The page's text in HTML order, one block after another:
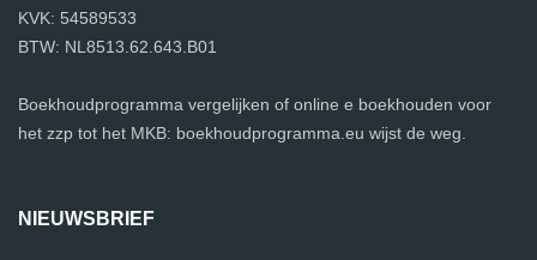
KVK: 54589533
BTW: NL8513.62.643.B01
Boekhoudprogramma vergelijken of online e boekhouden voor
het zzp tot het MKB: boekhoudprogramma.eu wijst de weg.
NIEUWSBRIEF